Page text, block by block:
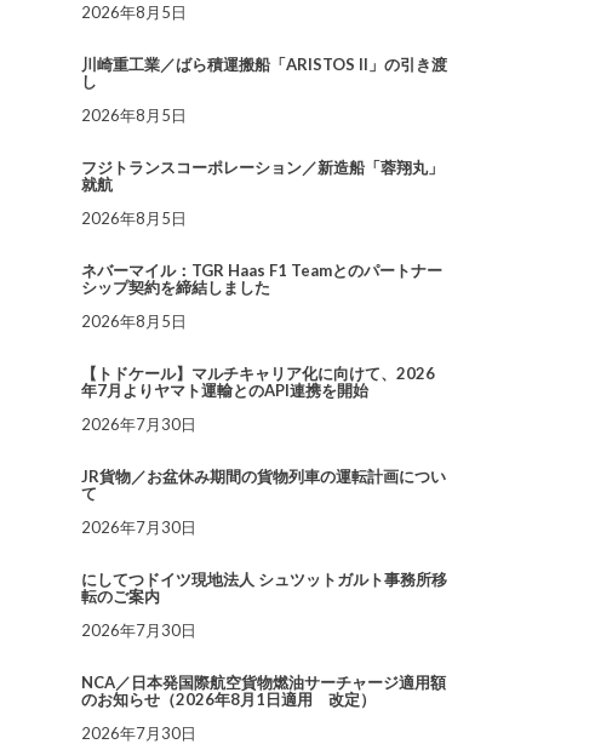
2026年8月5日
川崎重工業／ばら積運搬船「ARISTOS II」の引き渡
し
2026年8月5日
フジトランスコーポレーション／新造船「蓉翔丸」
就航
2026年8月5日
ネバーマイル：TGR Haas F1 Teamとのパートナー
シップ契約を締結しました
2026年8月5日
【トドケール】マルチキャリア化に向けて、2026
年7月よりヤマト運輸とのAPI連携を開始
2026年7月30日
JR貨物／お盆休み期間の貨物列車の運転計画につい
て
2026年7月30日
にしてつドイツ現地法人 シュツットガルト事務所移
転のご案内
2026年7月30日
NCA／日本発国際航空貨物燃油サーチャージ適用額
のお知らせ（2026年8月1日適用 改定）
2026年7月30日